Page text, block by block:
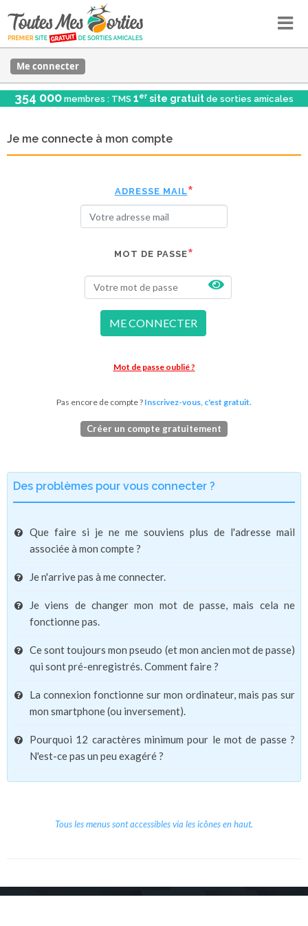
Me connecter
354 000 membres : TMS 1er site gratuit de sorties amicales
Je me connecte à mon compte
ADRESSE MAIL
MOT DE PASSE
ME CONNECTER
Mot de passe oublié ?
Pas encore de compte ? Inscrivez-vous, c'est gratuit.
Créer un compte gratuitement
Des problèmes pour vous connecter ?
Que faire si je ne me souviens plus de l'adresse mail
associée à mon compte ?
Je n'arrive pas à me connecter.
Je viens de changer mon mot de passe, mais cela ne
fonctionne pas.
Ce sont toujours mon pseudo (et mon ancien mot de passe)
qui sont pré-enregistrés. Comment faire ?
La connexion fonctionne sur mon ordinateur, mais pas sur
mon smartphone (ou inversement).
Pourquoi 12 caractères minimum pour le mot de passe ?
N'est-ce pas un peu exagéré ?
Tous les menus sont accessibles via les icônes en haut.